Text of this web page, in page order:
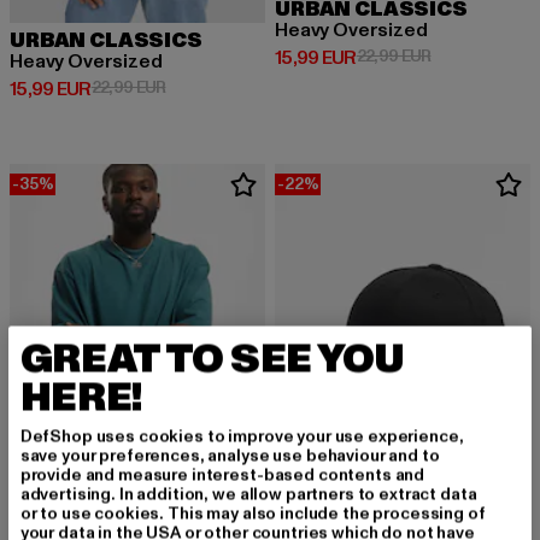
URBAN CLASSICS
Heavy Oversized
15,99 EUR
Derzeitiger Preis: 15,99 EUR
22,99 EURAktionspreis: 22,99 EUR
URBAN CLASSICS
Heavy Oversized
15,99 EUR
Derzeitiger Preis: 15,99 EUR
22,99 EURAktionspreis:
-35%
URBAN CLASSICS
-22%
FLEXFIT
GREAT TO SEE YOU
HERE!
DefShop uses cookies to improve your use experience,
save your preferences, analyse use behaviour and to
provide and measure interest-based contents and
advertising. In addition, we allow partners to extract data
or to use cookies. This may also include the processing of
your data in the USA or other countries which do not have